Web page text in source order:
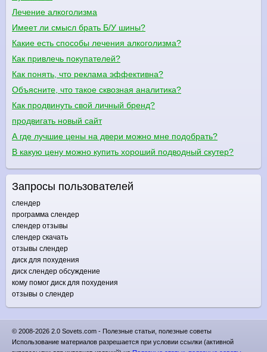
Лечение алкоголизма
Имеет ли смысл брать Б/У шины?
Какие есть способы лечения алкоголизма?
Как привлечь покупателей?
Как понять, что реклама эффективна?
Объясните, что такое сквозная аналитика?
Как продвинуть свой личный бренд?
продвигать новый сайт
А где лучшие цены на двери можно мне подобрать?
В какую цену можно купить хороший подводный скутер?
Запросы пользователей
слендер
программа слендер
слендер отзывы
слендер скачать
отзывы слендер
диск для похудения
диск слендер обсуждение
кому помог диск для похудения
отзывы о слендер
© 2008-2026 2.0 Sovets.com - Полезные статьи, полезные советы
Использование материалов разрешается при условии ссылки (активной